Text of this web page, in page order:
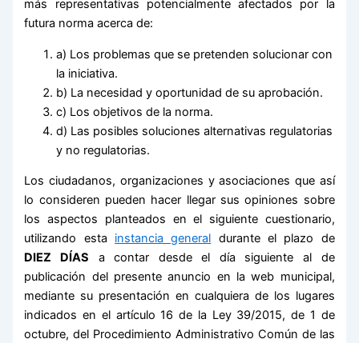
más representativas potencialmente afectados por la
futura norma acerca de:
a) Los problemas que se pretenden solucionar con
la iniciativa.
b) La necesidad y oportunidad de su aprobación.
c) Los objetivos de la norma.
d) Las posibles soluciones alternativas regulatorias
y no regulatorias.
Los ciudadanos, organizaciones y asociaciones que así
lo consideren pueden hacer llegar sus opiniones sobre
los aspectos planteados en el siguiente cuestionario,
utilizando esta instancia general durante el plazo de
DIEZ DÍAS a contar desde el día siguiente al de
publicación del presente anuncio en la web municipal,
mediante su presentación en cualquiera de los lugares
indicados en el artículo 16 de la Ley 39/2015, de 1 de
octubre, del Procedimiento Administrativo Común de las